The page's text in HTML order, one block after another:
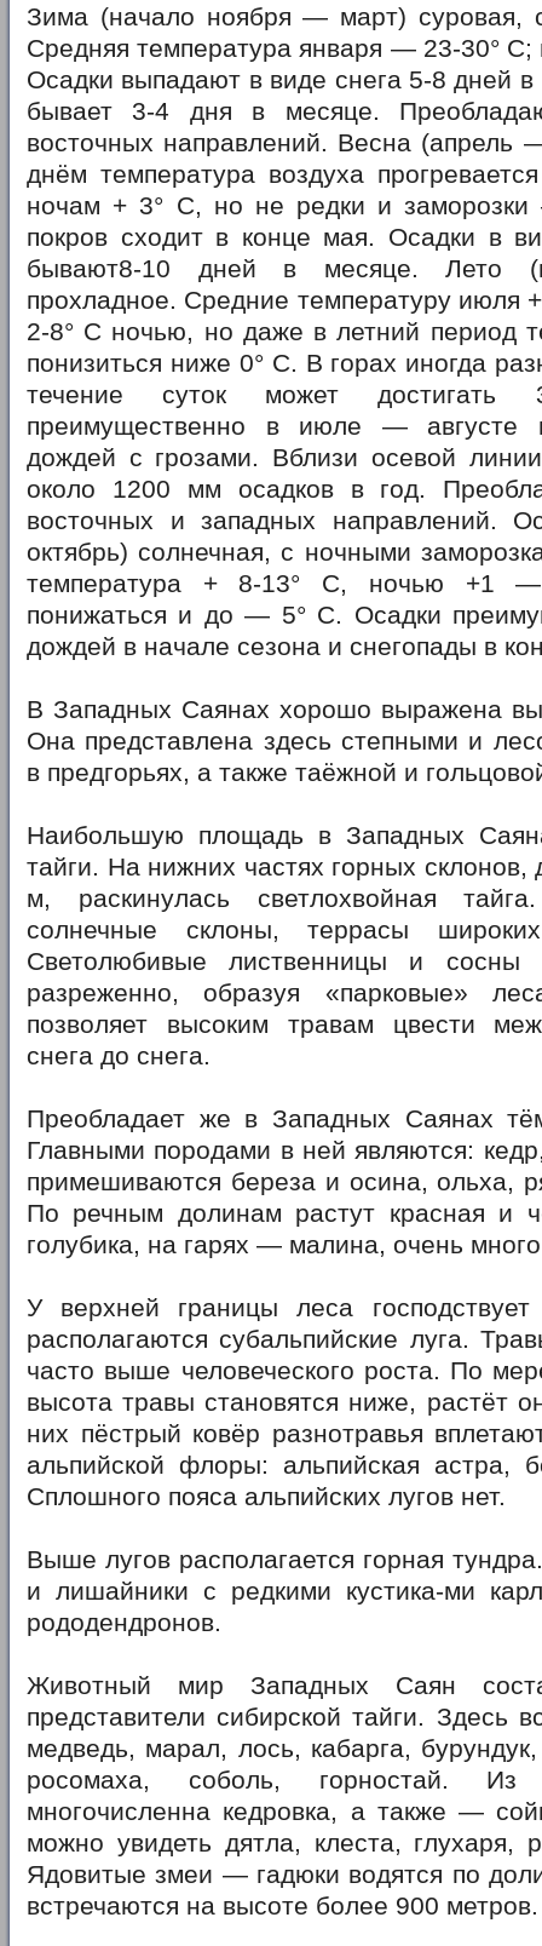
Зима (начало ноября — март) суровая,
Средняя температура января — 23-30°
Осадки выпадают в виде снега 5-8 дней
бывает 3-4 дня в месяце.
восточных направлений. Весна (апрель
днём температура воздуха
ночам + 3° С, но не редки и
покров сходит в конце мая. Осадки в
бывают8-10 дней в месяце. Лето
прохладное. Средние температуру июля
2-8° С ночью, но даже в летний период
понизиться ниже 0° С. В горах иногда
течение суток может
преимущественно в июле — августе
дождей с грозами. Вблизи осевой
около 1200 мм осадков в год.
восточных и западных направлений.
октябрь) солнечная, с ночными
температура + 8-13° С, ночью +1
понижаться и до — 5° С. Осадки
дождей в начале сезона и снегопады в
В Западных Саянах хорошо выражена
Она представлена здесь степными и
в предгорьях, а также таёжной и
Наибольшую площадь в Западных
тайги. На нижних частях горных
м, раскинулась светлохвойная
солнечные склоны, террасы
Светолюбивые лиственницы и сосны
разреженно, образуя «парковые»
позволяет высоким травам цвести
снега до снега.
Преобладает же в Западных Саянах
Главными породами в ней являются:
примешиваются береза и осина, ольха,
По речным долинам растут красная и
голубика, на гарях — малина, очень
У верхней границы леса
располагаются субальпийские луга.
часто выше человеческого роста. По
высота травы становятся ниже, растёт
них пёстрый ковёр разнотравья
альпийской флоры: альпийская астра,
Сплошного пояса альпийских лугов нет.
Выше лугов располагается горная
и лишайники с редкими кустика-ми
рододендронов.
Животный мир Западных Саян
представители сибирской тайги. Здесь
медведь, марал, лось, кабарга,
росомаха, соболь, горностай. Из
многочисленна кедровка, а также —
можно увидеть дятла, клеста, глухаря,
Ядовитые змеи — гадюки водятся по
встречаются на высоте более 900 метров.